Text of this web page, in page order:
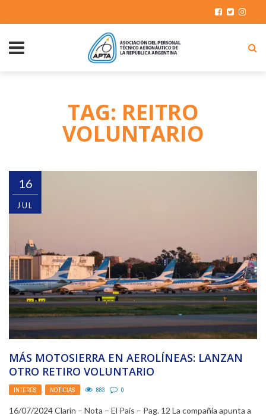
TAG: REITRO
VOLUNTARIO
16
JUL
MÁS MOTOSIERRA EN AEROLÍNEAS: LANZAN
OTRO RETIRO VOLUNTARIO
INTERÉS , NOTICIAS 883 0
16/07/2024 Clarín – Nota – El País – Pag. 12 La compañía apunta a